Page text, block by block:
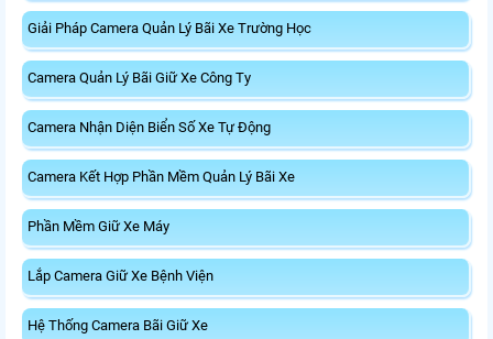
Giải Pháp Camera Quản Lý Bãi Xe Trường Học
Camera Quản Lý Bãi Giữ Xe Công Ty
Camera Nhận Diện Biển Số Xe Tự Động
Camera Kết Hợp Phần Mềm Quản Lý Bãi Xe
Phần Mềm Giữ Xe Máy
Lắp Camera Giữ Xe Bệnh Viện
Hệ Thống Camera Bãi Giữ Xe